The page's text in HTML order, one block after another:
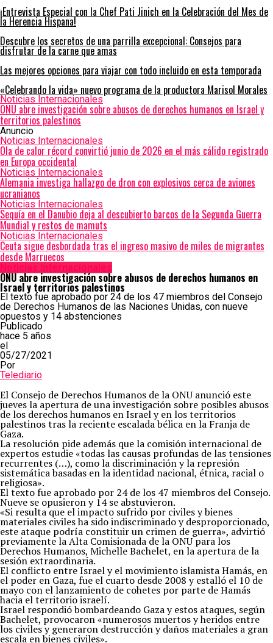
¡Entrevista Especial con la Chef Pati Jinich en la Celebración del Mes de
la Herencia Hispana!
Descubre los secretos de una parrilla excepcional: Consejos para
disfrutar de la carne que amas
Las mejores opciones para viajar con todo incluido en esta temporada
«Celebrando la vida» nuevo programa de la productora Marisol Morales
Noticias Internacionales
ONU abre investigación sobre abusos de derechos humanos en Israel y
territorios palestinos
Anuncio
Noticias Internacionales
Ola de calor récord convirtió junio de 2026 en el más cálido registrado
en Europa occidental
Noticias Internacionales
Alemania investiga hallazgo de dron con explosivos cerca de aviones
ucranianos
Noticias Internacionales
Sequía en el Danubio deja al descubierto barcos de la Segunda Guerra
Mundial y restos de mamuts
Noticias Internacionales
Ceuta sigue desbordada tras el ingreso masivo de miles de migrantes
desde Marruecos
Noticias Internacionales
ONU abre investigación sobre abusos de derechos humanos en
Israel y territorios palestinos
El texto fue aprobado por 24 de los 47 miembros del Consejo
de Derechos Humanos de las Naciones Unidas, con nueve
opuestos y 14 abstenciones
Publicado
hace 5 años
el
05/27/2021
Por
Telediario
El Consejo de Derechos Humanos de la ONU anunció este
jueves la apertura de una investigación sobre posibles abusos
de los derechos humanos en Israel y en los territorios
palestinos tras la reciente escalada bélica en la Franja de
Gaza.
La resolución pide además que la comisión internacional de
expertos estudie «todas las causas profundas de las tensiones
recurrentes (…), como la discriminación y la represión
sistemática basadas en la identidad nacional, étnica, racial o
religiosa».
El texto fue aprobado por 24 de los 47 miembros del Consejo.
Nueve se opusieron y 14 se abstuvieron.
«Si resulta que el impacto sufrido por civiles y bienes
materiales civiles ha sido indiscriminado y desproporcionado,
este ataque podría constituir un crimen de guerra», advirtió
previamente la Alta Comisionada de la ONU para los
Derechos Humanos, Michelle Bachelet, en la apertura de la
sesión extraordinaria.
El conflicto entre Israel y el movimiento islamista Hamás, en
el poder en Gaza, fue el cuarto desde 2008 y estalló el 10 de
mayo con el lanzamiento de cohetes por parte de Hamás
hacia el territorio israelí.
Israel respondió bombardeando Gaza y estos ataques, según
Bachelet, provocaron «numerosos muertos y heridos entre
los civiles y generaron destrucción y daños materiales a gran
escala en bienes civiles».